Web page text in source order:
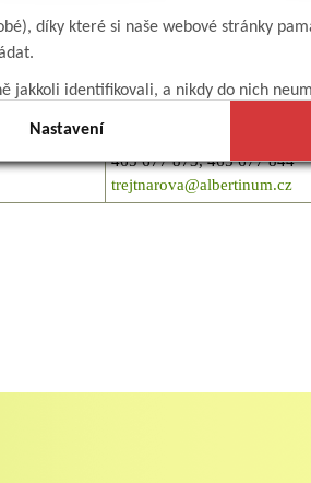
Kontakt
465 677 873, 465 677 844
trejtnarova@albertinum.cz
díky které si naše webové stránky
jakkoli identifikovali, a nikdy do nich
Nastavení